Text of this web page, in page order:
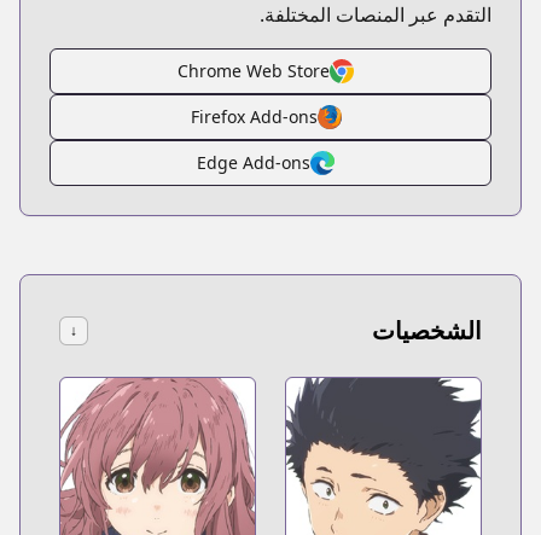
التقدم عبر المنصات المختلفة.
Chrome Web Store
Firefox Add-ons
Edge Add-ons
الشخصيات ↓